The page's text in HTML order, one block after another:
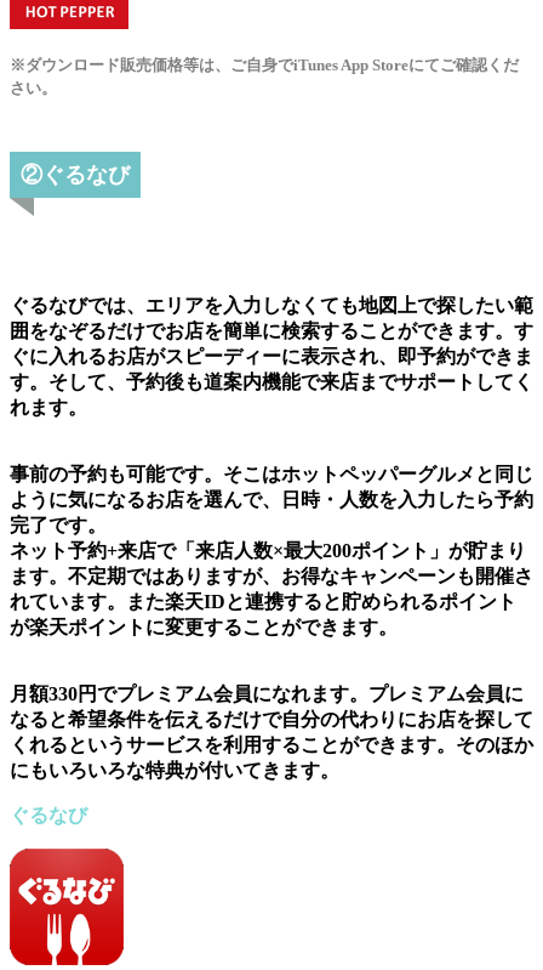
※ダウンロード販売価格等は、ご自身でiTunes App Storeにてご確認くだ
さい。
②ぐるなび
ぐるなびでは、エリアを入力しなくても地図上で探したい範
囲をなぞるだけでお店を簡単に検索することができます。す
ぐに入れるお店がスピーディーに表示され、即予約ができま
す。そして、予約後も道案内機能で来店までサポートしてく
れます。
事前の予約も可能です。そこはホットペッパーグルメと同じ
ように気になるお店を選んで、日時・人数を入力したら予約
完了です。
ネット予約+来店で「来店人数×最大200ポイント」が貯まり
ます。不定期ではありますが、お得なキャンペーンも開催さ
れています。また楽天IDと連携すると貯められるポイント
が楽天ポイントに変更することができます。
月額330円でプレミアム会員になれます。プレミアム会員に
なると希望条件を伝えるだけで自分の代わりにお店を探して
くれるというサービスを利用することができます。そのほか
にもいろいろな特典が付いてきます。
ぐるなび